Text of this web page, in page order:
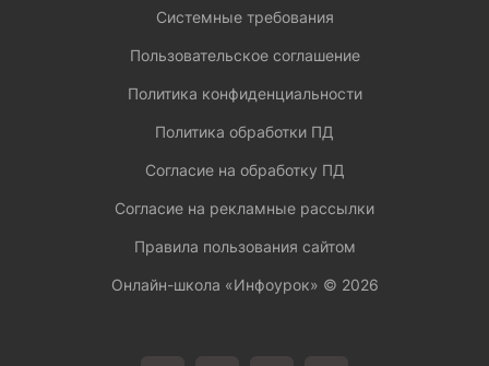
Системные требования
Пользовательское соглашение
Политика конфиденциальности
Политика обработки ПД
Согласие на обработку ПД
Согласие на рекламные рассылки
Правила пользования сайтом
Онлайн-школа «Инфоурок» © 2026